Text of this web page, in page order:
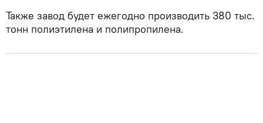
Также завод будет ежегодно производить 380 тыс.
тонн полиэтилена и полипропилена.